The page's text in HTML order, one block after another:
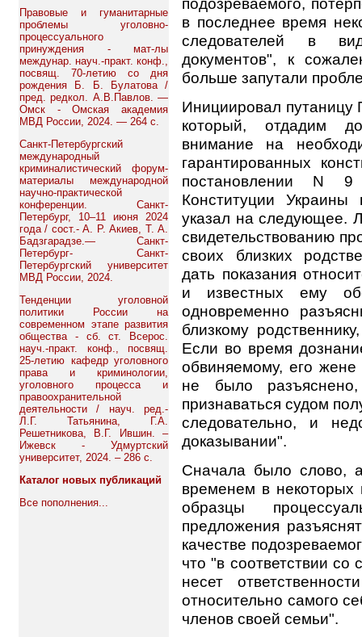
Правовые и гуманитарные
проблемы уголовно-
процессуального
принуждения - мат-лы
междунар. науч.-практ. конф.,
посвящ. 70-летию со дня
рождения Б. Б. Булатова /
пред. редкол. А.В.Павлов. —
Омск - Омская академия
МВД России, 2024. — 264 с.
Санкт-Петербургский
международный
криминалистический форум-
материалы международной
научно-практической
конференции. Санкт-
Петербург, 10–11 июня 2024
года / сост.- А. Р. Акиев, Т. А.
Бадзгарадзе.— Санкт-
Петербург- Санкт-
Петербургский университет
МВД России, 2024.
Тенденции уголовной
политики России на
современном этапе развития
общества - сб. ст. Всерос.
науч.-практ. конф., посвящ.
25-летию кафедр уголовного
права и криминологии,
уголовного процесса и
правоохранительной
деятельности / науч. ред.-
Л.Г. Татьянина, Г.А.
Решетникова, В.Г. Ившин. –
Ижевск - Удмуртский
университет, 2024. – 286 с.
Каталог новых публикаций
Все пополнения...
в последнее время
следователей в
документов", к
больше запутали
Инициировал
который, отдадим
внимание на
гарантированных
постановлении N
Конституции Украины
указал на следующее.
свидетельствованию
своих близких
дать показания
и известных ему
одновременно
близкому
Если во время
обвиняемому, его жене
не было
признаваться судом
следовательно, и
доказывании".
Сначала было слово,
временем в некоторых
образцы
предложения
качестве
что "в соответствии со
несет
относительно самого
членов своей семьи".